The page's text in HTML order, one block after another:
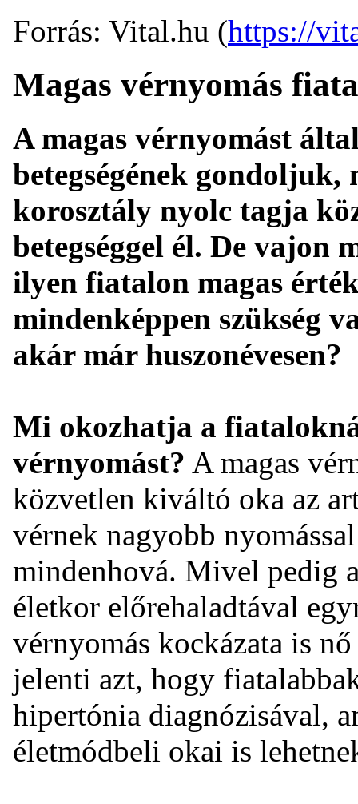
Forrás: Vital.hu (https://
Magas vérnyomás
A magas vérnyomást
betegségének gondoljuk,
korosztály nyolc tagja
betegséggel él. De vajon
ilyen fiatalon magas
mindenképpen szükség
akár már huszonévesen?
Mi okozhatja a
vérnyomást? A magas
közvetlen kiváltó oka az
vérnek nagyobb
mindenhová. Mivel pedig
életkor előrehaladtával
vérnyomás kockázata is
jelenti azt, hogy
hipertónia diagnózisával,
életmódbeli okai is